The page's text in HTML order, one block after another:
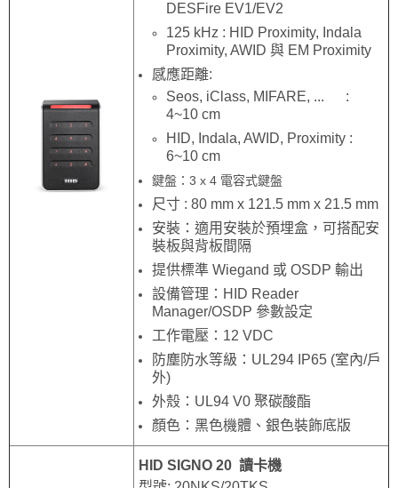
DESFire EV1/EV2
125 kHz : HID Proximity, Indala
Proximity, AWID 與 EM Proximity
感應距離:
Seos, iClass, MIFARE, ... :
4~10 cm
HID, Indala, AWID, Proximity :
6~10 cm
鍵盤：3 x 4 電容式鍵盤
尺寸 : 80 mm x 121.5 mm x 21.5 mm
安裝：適用 安裝於預埋盒，可搭配安
裝板與背板間隔
提供標準 Wiegand 或 OSDP 輸出
設備管理：HID Reader
Manager/OSDP 參數設定
工作電壓：12 VDC
防塵防水等級：UL294 IP65 (室內/戶
外)
外殼：UL94 V0 聚碳酸酯
顏色：黑色機體、銀色裝飾底版
HID SIGNO 20 讀卡機